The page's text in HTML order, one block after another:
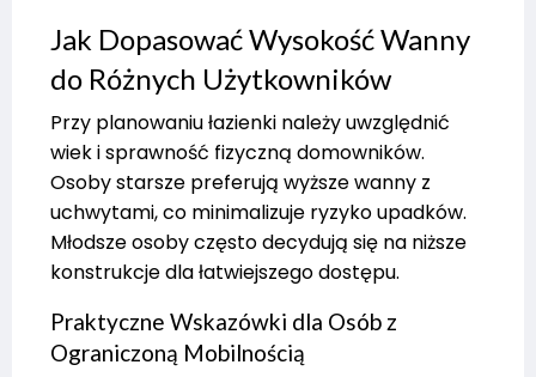
Jak Dopasować Wysokość Wanny
do Różnych Użytkowników
Przy planowaniu łazienki należy uwzględnić
wiek i sprawność fizyczną domowników.
Osoby starsze preferują wyższe wanny z
uchwytami, co minimalizuje ryzyko upadków.
Młodsze osoby często decydują się na niższe
konstrukcje dla łatwiejszego dostępu.
Praktyczne Wskazówki dla Osób z
Ograniczoną Mobilnością